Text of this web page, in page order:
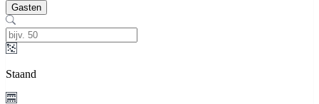
Gasten
Staand